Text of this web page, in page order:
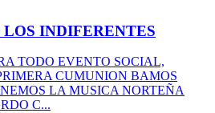
INDIFERENTES
TODO EVENTO SOCIAL,
CUMUNION BAMOS
LA MUSICA NORTEÑA
C...